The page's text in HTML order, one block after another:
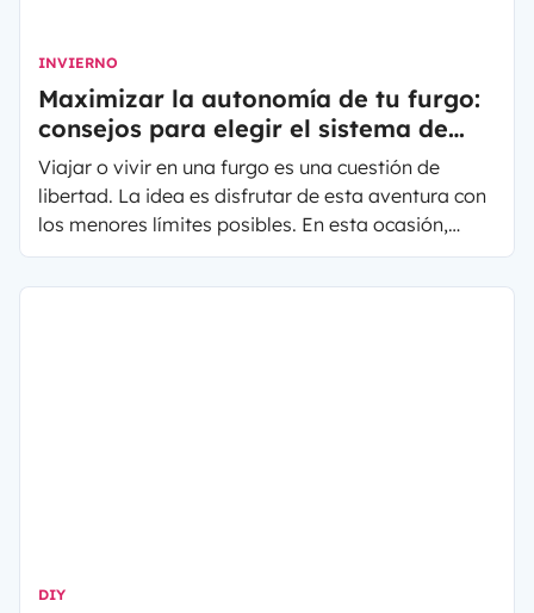
INVIERNO
Maximizar la autonomía de tu furgo:
consejos para elegir el sistema de
calefacción
Viajar o vivir en una furgo es una cuestión de
libertad. La idea es disfrutar de esta aventura con
los menores límites posibles. En esta ocasión,
Manfred, propietario de una furgoneta camper
DIY